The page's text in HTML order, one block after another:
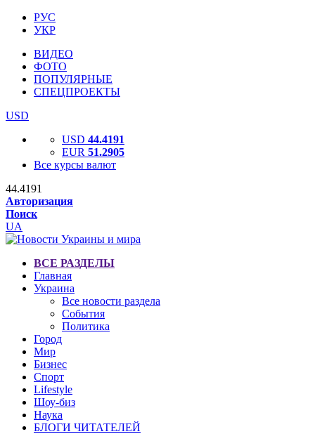
РУС
УКР
ВИДЕО
ФОТО
ПОПУЛЯРНЫЕ
СПЕЦПРОЕКТЫ
USD
USD 44.4191
EUR 51.2905
Все курсы валют
44.4191
Авторизация
Поиск
UA
ВСЕ РАЗДЕЛЫ
Главная
Украина
Все новости раздела
События
Политика
Город
Мир
Бизнес
Спорт
Lifestyle
Шоу-биз
Наука
БЛОГИ ЧИТАТЕЛЕЙ